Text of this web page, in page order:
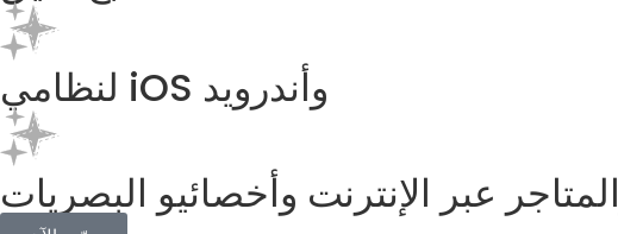
لنظامي iOS وأندرويد